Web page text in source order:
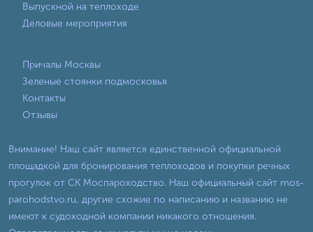
Выпускной на теплоходе
Деловые мероприятия
Причалы Москвы
Зеленые стоянки подмосковья
Контакты
Отзывы
Внимание! Наш сайт является единственной официальной
площадкой для бронирования теплоходов и покупки речных
прогулок от СК Моспароходство. Наш официальный сайт mos-
parohodstvo.ru, другие схожие по написанию и названию не
имеют к судоходной компании никакого отношения.